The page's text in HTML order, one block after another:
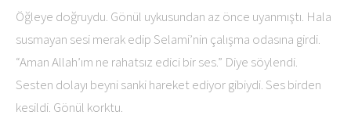
Öğleye doğruydu. Gönül uykusundan az önce uyanmıştı. Hala
susmayan sesi merak edip Selami’nin çalışma odasına girdi.
“Aman Allah’ım ne rahatsız edici bir ses.” Diye söylendi.
Sesten dolayı beyni sanki hareket ediyor gibiydi. Ses birden
kesildi. Gönül korktu.